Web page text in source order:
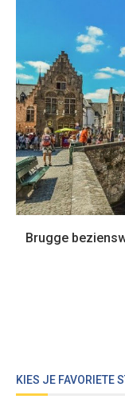
Brugge
KIES JE FAVORIETE